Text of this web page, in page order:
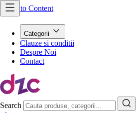
Skip to Content
Categorii
Clauze si conditii
Despre Noi
Contact
Search